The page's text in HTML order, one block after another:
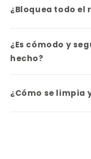
¿Bloquea todo el
¿Es cómodo y
hecho?
¿Cómo se limpia